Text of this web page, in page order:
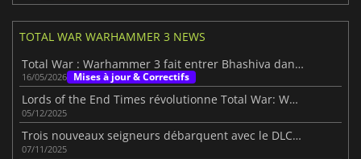
TOTAL WAR WARHAMMER 3 NEWS
Total War : Warhammer 3 fait entrer Bhashiva dans la bataille
16/05/2026 Mises à jour & Correctifs
Lords of the End Times révolutionne Total War: Warhammer III
05/12/2025
Trois nouveaux seigneurs débarquent avec le DLC Tides of Torment
07/11/2025